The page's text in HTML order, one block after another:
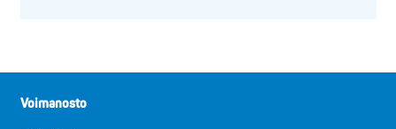
Voimanosto